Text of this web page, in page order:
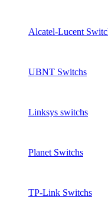
Alcatel-Lucent
UBNT Switchs
Linksys switchs
Planet Switchs
TP-Link Switchs